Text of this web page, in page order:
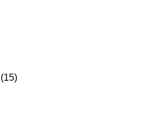
(15)